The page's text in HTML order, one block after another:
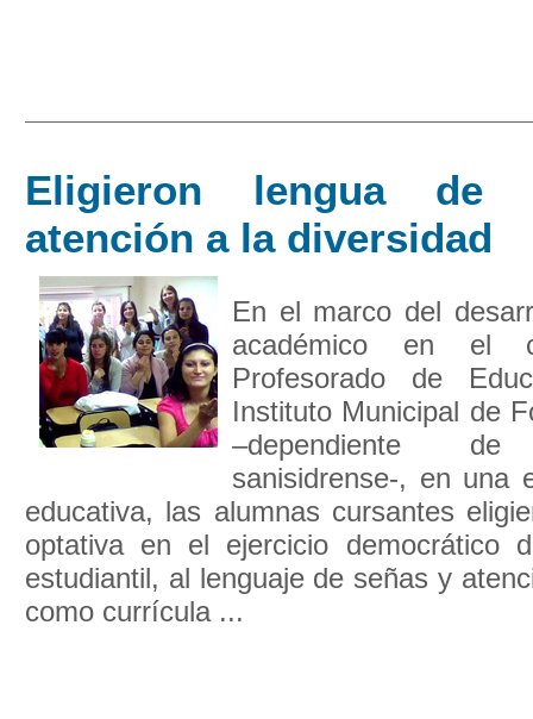
Eligieron lengua de
atención a la diversidad
En el marco del
académico en el
Profesorado de
Instituto Municipal de
–dependiente
sanisidrense-, en una
educativa, las alumnas cursantes
optativa en el ejercicio democrático
estudiantil, al lenguaje de señas y
como currícula ...